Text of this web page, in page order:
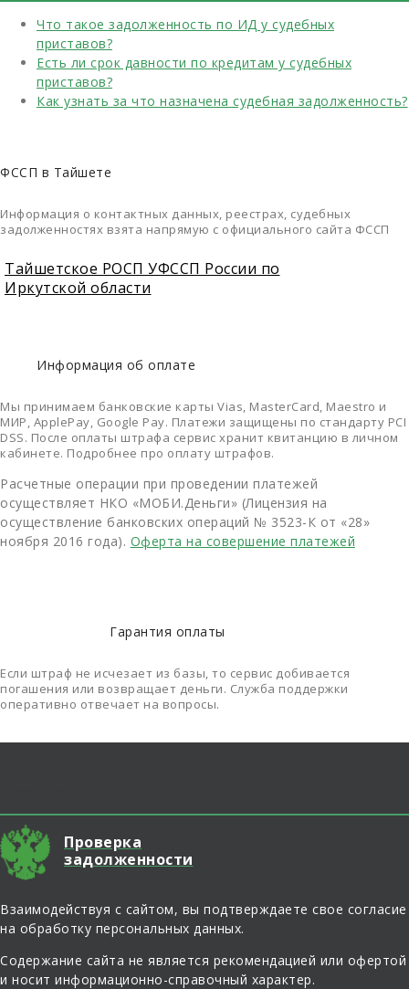
Что такое задолженность по ИД у судебных
приставов?
Есть ли срок давности по кредитам у судебных
приставов?
Как узнать за что назначена судебная задолженность?
ФССП в Тайшете
Информация о контактных данных, реестрах, судебных
задолженностях взята напрямую с официального сайта ФССП
Тайшетское РОСП УФССП России по
Иркутской области
Информация об оплате
Мы принимаем банковские карты Vias, MasterCard, Maestro и
МИР, ApplePay, Google Pay. Платежи защищены по стандарту PCI
DSS. После оплаты штрафа сервис хранит квитанцию в личном
кабинете. Подробнее про оплату штрафов.
Расчетные операции при проведении платежей
осуществляет НКО «МОБИ.Деньги» (Лицензия на
осуществление банковских операций № 3523-К от «28»
ноября 2016 года). Оферта на совершение платежей
Гарантия оплаты
Если штраф не исчезает из базы, то сервис добивается
погашения или возвращает деньги. Служба поддержки
оперативно отвечает на вопросы.
Проверка
задолженности
Взаимодействуя с сайтом, вы подтверждаете свое согласие
на обработку персональных данных.
Содержание сайта не является рекомендацией или офертой
и носит информационно-справочный характер.